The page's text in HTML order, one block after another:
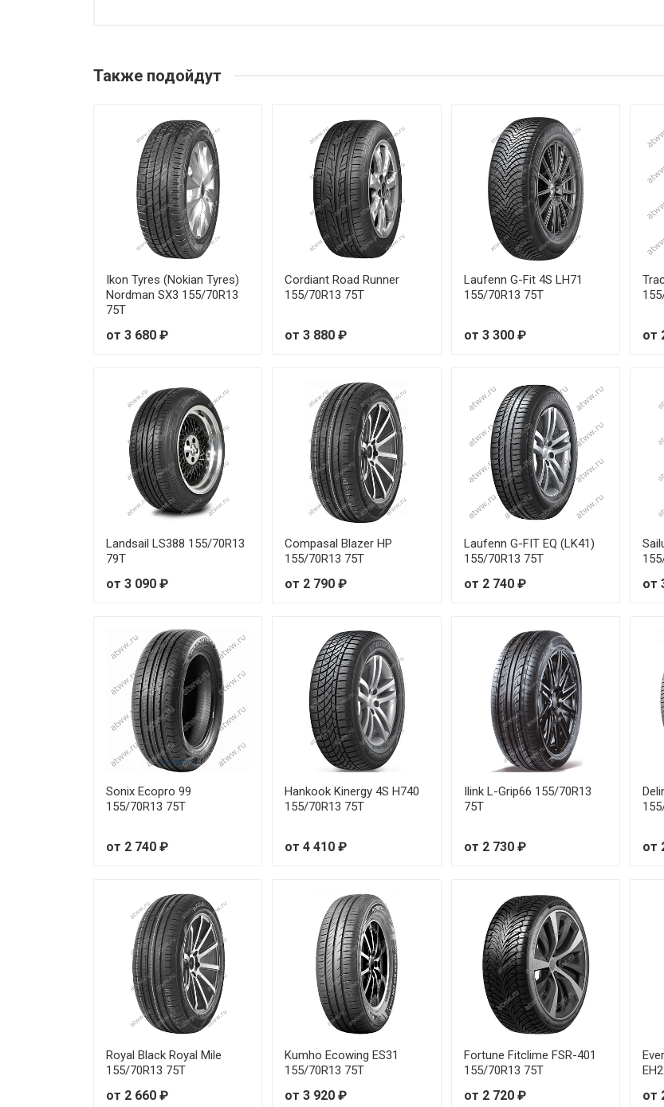
Firemax FM601 215/55R16 97W
Firemax FM601 225/35R20 90W
Firemax FM601 225/40R18 92W
Firemax FM601 225/40R19 93Y
Firemax FM601 225/45R18 95W
Firemax FM601 225/45R19 96Y
Firemax FM601 245/35R19 93W
Firemax FM601 245/40R17 95W
Firemax FM601 245/40R20 99Y
Firemax FM601 245/45R17 99W
Firemax FM601 255/40R19 100W
Firemax FM601 265/30R19 93Y
Firemax FM601 275/40R19 105Y
Firemax FM601 275/45R19 108Y
Firemax FM601 155/60R15 74T
Firemax FM601 175/55R15 77T
Firemax FM601 175/70R14 84H
Firemax FM601 185/55R14 80H
Firemax FM601 185/55R15 82V
Firemax FM601 185/60R15 88H
Firemax FM601 185/65R15 88H
Firemax FM601 195/50R15 82V
Также подойдут
Ikon Tyres (Nokian Tyres)
Nordman SX3 155/70R13
75T
от 3 680 ₽
Cordiant Road Runner
155/70R13 75T
от 3 880 ₽
Laufenn G-Fit 4S LH71
155/70R13 75T
от 3 300 ₽ от
Landsail LS388 155/70R13
79T
от 3 090 ₽
Compasal Blazer HP
155/70R13 75T
от 2 790 ₽
Laufenn G-FIT EQ (LK41)
155/70R13 75T
от 2 740 ₽ от
Sonix Ecopro 99
155/70R13 75T
от 2 740 ₽
Hankook Kinergy 4S H740
155/70R13 75T
от 4 410 ₽
Ilink L-Grip66 155/70R13
75T
от 2 730 ₽ от
Royal Black Royal Mile
155/70R13 75T
от 2 660 ₽
Kumho Ecowing ES31
155/70R13 75T
от 3 920 ₽
Fortune Fitclime FSR-401
155/70R13 75T
от 2 720 ₽ от